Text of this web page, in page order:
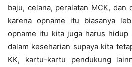
baju, celana, peralatan MCK, dan
karena opname itu biasanya
opname itu kita juga harus hidup
dalam keseharian supaya kita
KK, kartu-kartu pendukung